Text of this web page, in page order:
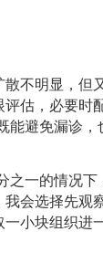
不明显，但
估，必要时
避免漏诊，
之一的情况下
会选择先观
小块组织进